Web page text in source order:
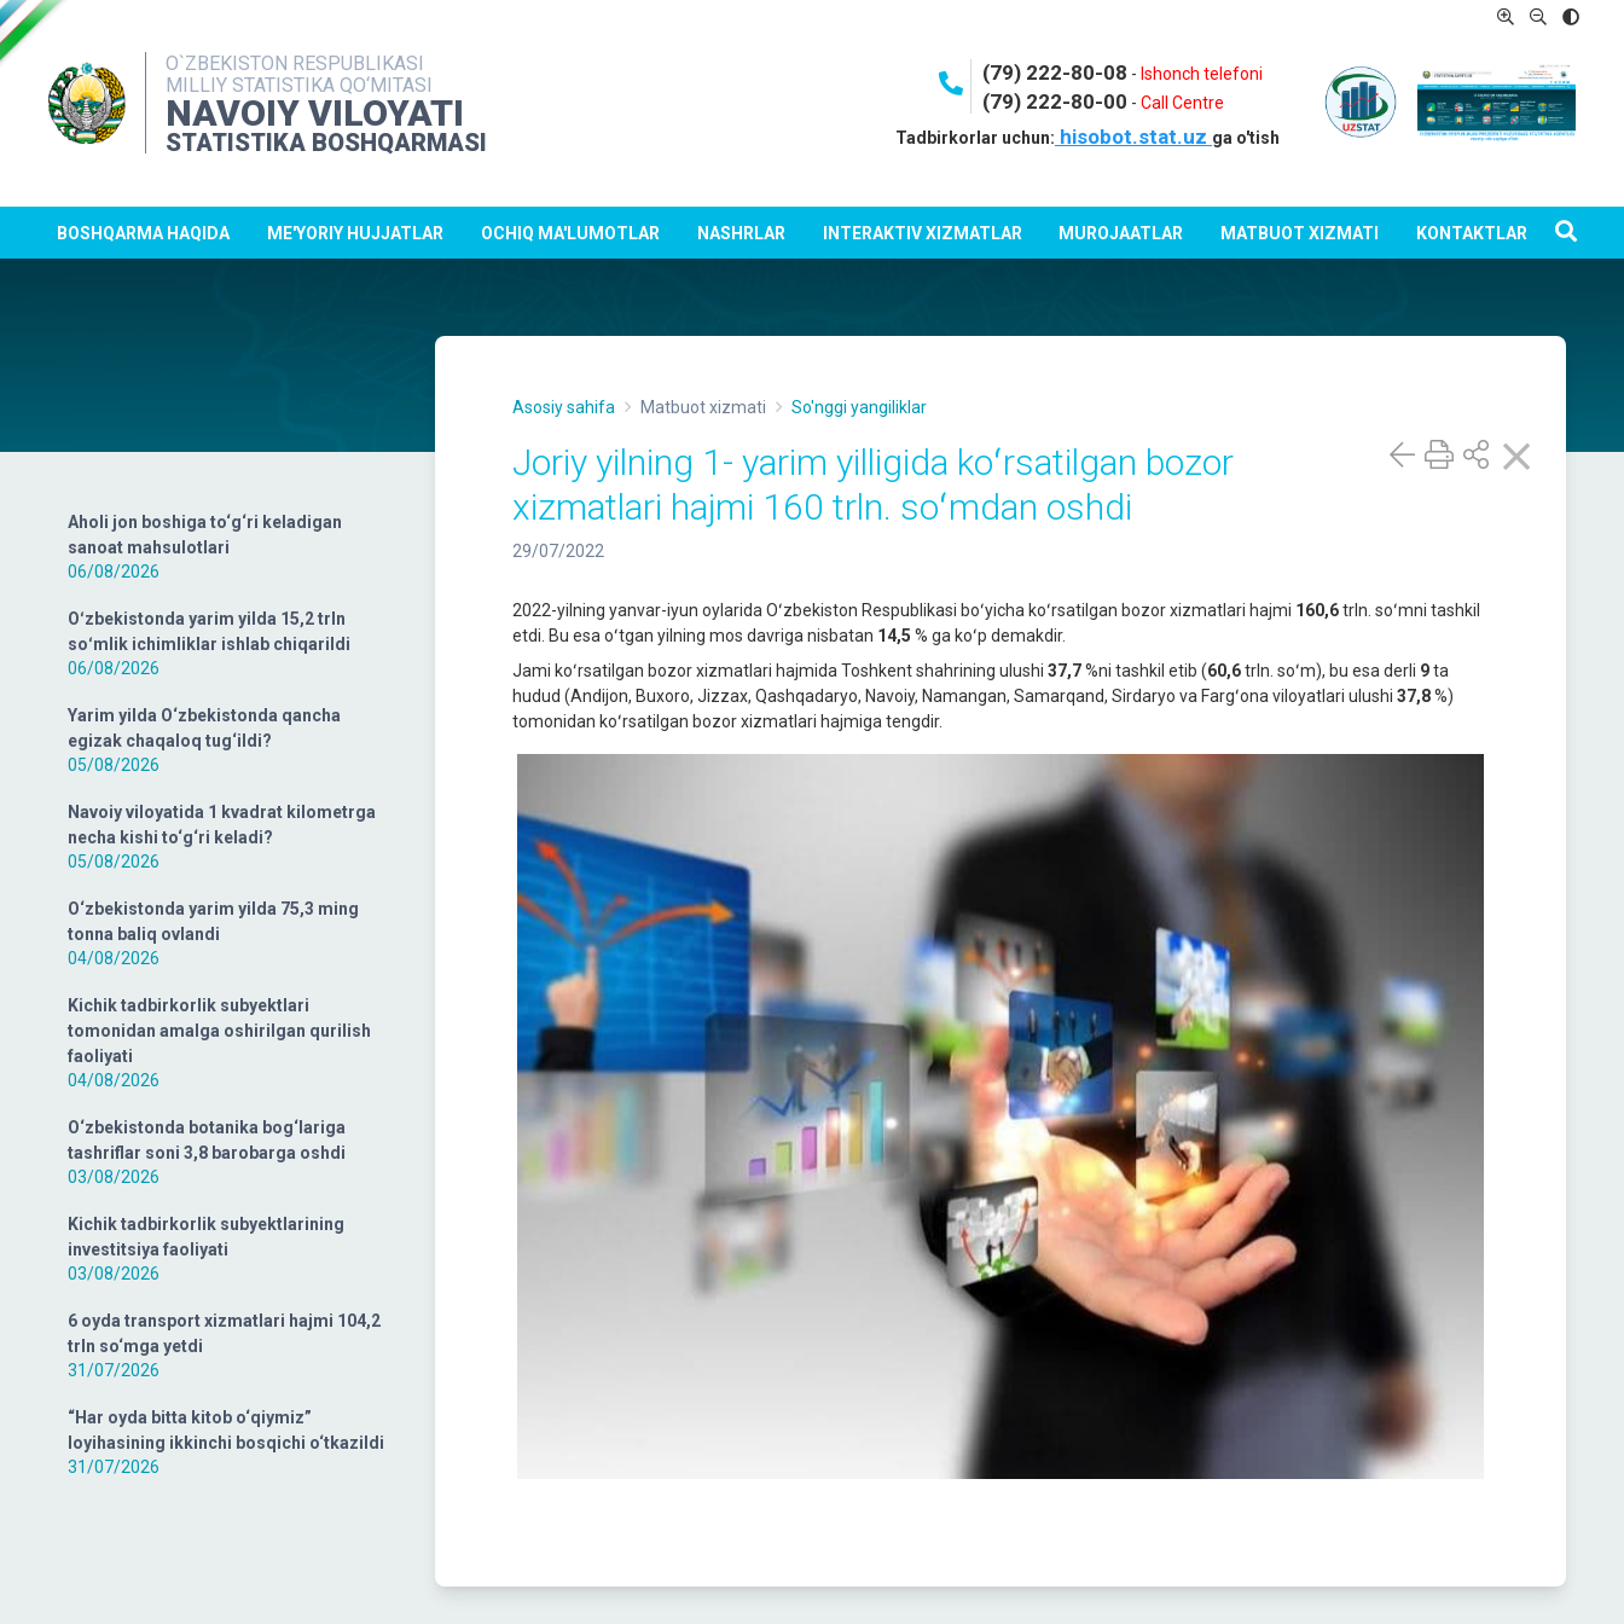
O`ZBEKISTON RESPUBLIKASI
MILLIY STATISTIKA QO‘MITASI
NAVOIY VILOYATI
STATISTIKA BOSHQARMASI
(79) 222-80-08 - Ishonch telefoni
(79) 222-80-00 -Call Centre
Tadbirkorlar uchun: hisobot.stat.uz ga o'tish
BOSHQARMA HAQIDA ME'YORIY HUJJATLAR OCHIQ MA'LUMOTLAR NASHRLAR INTERAKTIV XIZMATLAR MUROJAATLAR MATBUOT XIZMATI KONTAKTLAR
Aholi jon boshiga to‘g‘ri keladigan
sanoat mahsulotlari
06/08/2026
Oʻzbekistonda yarim yilda 15,2 trln
soʻmlik ichimliklar ishlab chiqarildi
06/08/2026
Yarim yilda O‘zbekistonda qancha
egizak chaqaloq tug‘ildi?
05/08/2026
Navoiy viloyatida 1 kvadrat kilometrga
necha kishi to‘g‘ri keladi?
05/08/2026
O‘zbekistonda yarim yilda 75,3 ming
tonna baliq ovlandi
04/08/2026
Kichik tadbirkorlik subyektlari
tomonidan amalga oshirilgan qurilish
faoliyati
04/08/2026
O‘zbekistonda botanika bog‘lariga
tashriflar soni 3,8 barobarga oshdi
03/08/2026
Kichik tadbirkorlik subyektlarining
investitsiya faoliyati
03/08/2026
6 oyda transport xizmatlari hajmi 104,2
trln so‘mga yetdi
31/07/2026
“Har oyda bitta kitob o‘qiymiz”
loyihasining ikkinchi bosqichi o‘tkazildi
31/07/2026
Asosiy sahifa Matbuot xizmati So'nggi yangiliklar
Joriy yilning 1- yarim yilligida koʻrsatilgan bozor
xizmatlari hajmi 160 trln. soʻmdan oshdi
29/07/2022
2022-yilning yanvar-iyun oylarida Oʻzbekiston Respublikasi boʻyicha koʻrsatilgan bozor xizmatlari hajmi 160,6trln. soʻmni tashkil
etdi. Bu esa oʻtgan yilning mos davriga nisbatan 14,5 % ga koʻp demakdir.
Jami koʻrsatilgan bozor xizmatlari hajmida Toshkent shahrining ulushi 37,7%ni tashkil etib (60,6trln. soʻm), bu esa derli 9ta
hudud (Andijon, Buxoro, Jizzax, Qashqadaryo, Navoiy, Namangan, Samarqand, Sirdaryo va Fargʻona viloyatlari ulushi 37,8%)
tomonidan koʻrsatilgan bozor xizmatlari hajmiga tengdir.